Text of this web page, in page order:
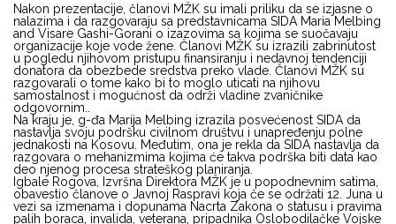
Nakon prezentacije, članovi MŽK su imali priliku da se izjasne o
nalazima i da razgovaraju sa predstavnicama SIDA Maria Melbing
and Visare Gashi-Gorani o izazovima sa kojima se suočavaju
organizacije koje vode žene. Članovi MŽK su izrazili zabrinutost
u pogledu njihovom pristupu finansiranju i nedavnoj tendenciji
donatora da obezbede sredstva preko vlade. Članovi MŽK su
razgovarali o tome kako bi to moglo uticati na njihovu
samostalnost i mogućnost da održi vladine zvaničnike
odgovornim..
Na kraju je, g-đa Marija Melbing izrazila posvećenost SIDA da
nastavlja svoju podršku civilnom društvu i unapređenju polne
jednakosti na Kosovu. Međutim, ona je rekla da SIDA nastavlja da
razgovara o mehanizmima kojima će takva podrška biti data kao
deo njenog procesa strateškog planiranja.
Igbale Rogova, Izvršna Direktora MŽK je u popodnevnim satima,
obavestio članove o Javnoj Raspravi koja če se održati 12. Juna u
vezi sa izmenama i dopunama Nacrta Zakona o statusu i pravima
palih boraca, invalida, veterana, pripadnika Oslobodilačke Vojske